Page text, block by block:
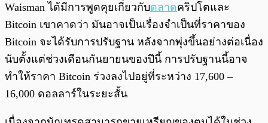
Waisman ได้มีการพูดคุยเกี่ยวกับตลาดคริปโตและ
Bitcoin เขาคาดว่า มันอาจเป็นเรื่องจำเป็นที่ราคาของ
Bitcoin จะได้รับการปรับฐาน หลังจากพุ่งขึ้นอย่างต่อเนื่อง
นับตั้งแต่ช่วงเดือนกันยายนของปีนี้ การปรับฐานนี้อาจ
ทำให้ราคา Bitcoin ร่วงลงไปอยู่ที่ระหว่าง 17,600 –
16,000 ดอลลาร์ในระยะสั้น